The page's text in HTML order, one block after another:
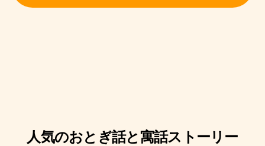
人気のおとぎ話と寓話ストーリー